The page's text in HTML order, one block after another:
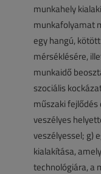
munkahely
munkafolyamat
egy hangú,
mérséklésére,
munkaidő
szociális
műszaki
veszélyes
veszélyessel; g)
kialakítása,
technológiára, a